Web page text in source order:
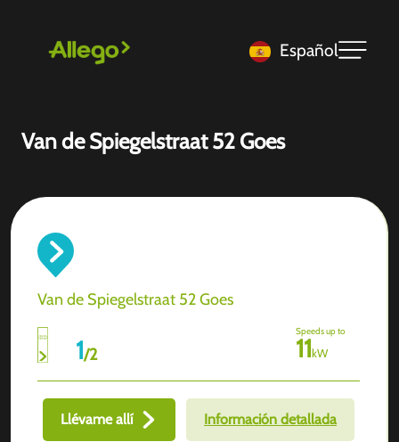
Español
Van de Spiegelstraat 52 Goes
Van de Spiegelstraat 52 Goes
1/2
Speeds up to
11kW
Llévame allí Información detallada